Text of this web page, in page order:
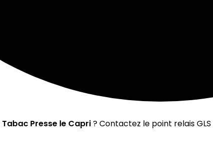
Tabac Presse le Capri? Contactez le point relais GLS